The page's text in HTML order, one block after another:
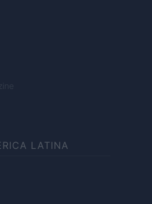
LATINA